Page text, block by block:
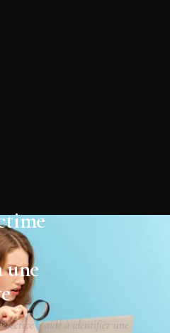
une
a aidé à identifier une